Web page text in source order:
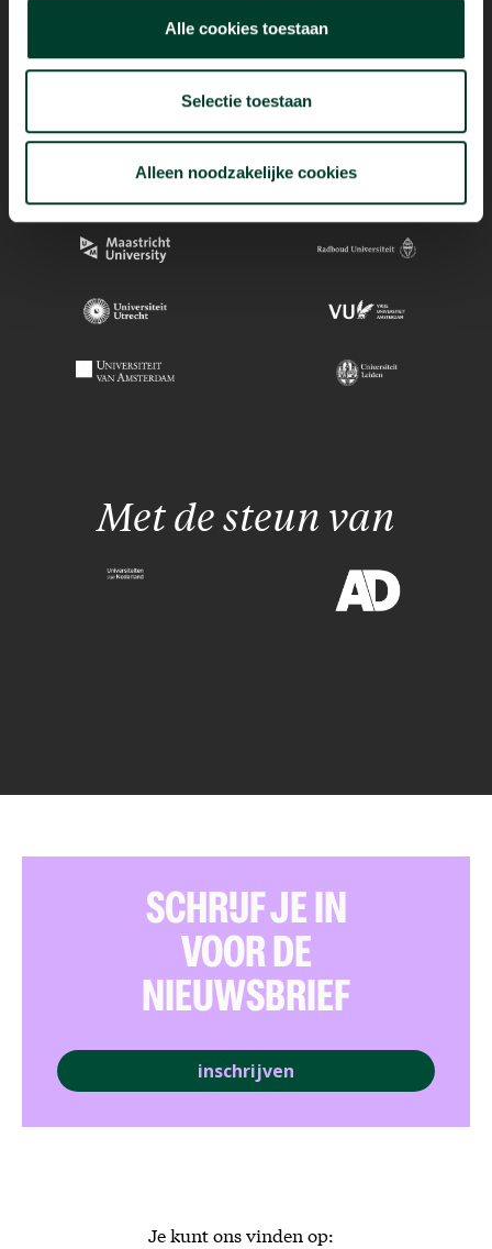
Alle cookies toestaan
Selectie toestaan
Alleen noodzakelijke cookies
Met de steun van
Je kunt ons vinden op:
SCHRIJF JE IN
VOOR DE
NIEUWSBRIEF
inschrijven